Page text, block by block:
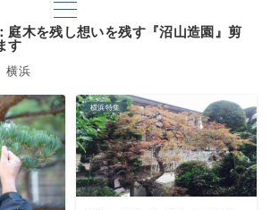
庭木を残し想いを残す『沼山造園』剪
す
横浜
横浜特集